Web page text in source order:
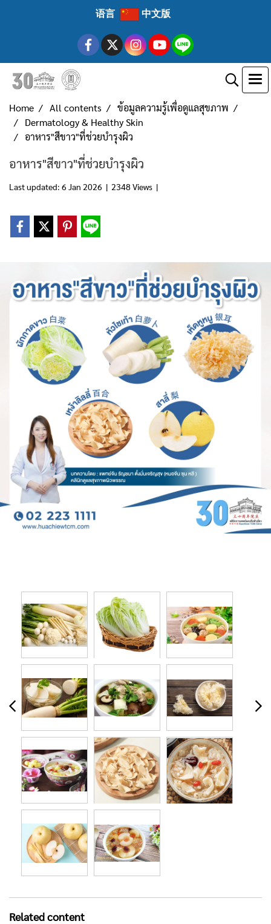
语言 中文版
Home All contents
ข้อมูลความรู้เพื่อดูแลสุขภาพ
Dermatology & Healthy Skin
อาหาร"สีขาว"ที่ช่วยบำรุงผิว
อาหาร"สีขาว"ที่ช่วยบำรุงผิว
Last updated: 6 Jan 2026 | 2348 Views |
Related content